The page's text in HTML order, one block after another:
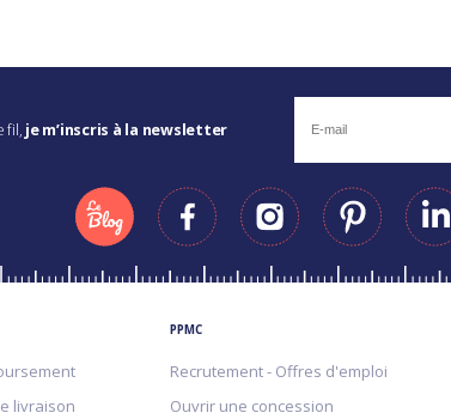
fil, je m’inscris à la newsletter
livraison
PPMC
Recrutement - Offres d'emploi
Ouvrir une concession